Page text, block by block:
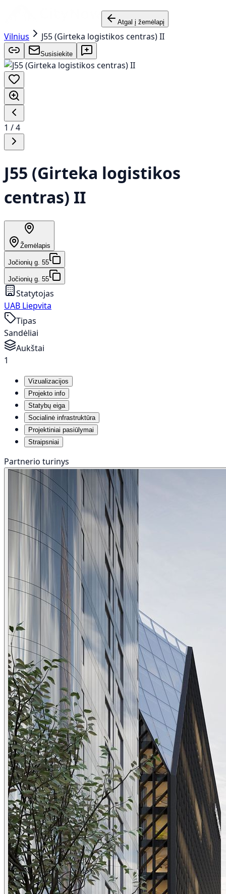
Atgal į žemėlapį
Vilnius J55 (Girteka logistikos centras) II
Susisiekite
1 /4
J55 (Girteka logistikos
centras) II
Žemėlapis
Jočionių g. 55
Jočionių g. 55
Statytojas
UAB Liepvita
Tipas
Sandėliai
Aukštai
1
Vizualizacijos
Projekto info
Statybų eiga
Socialinė infrastruktūra
Projektiniai pasiūlymai
Straipsniai
Partnerio turinys